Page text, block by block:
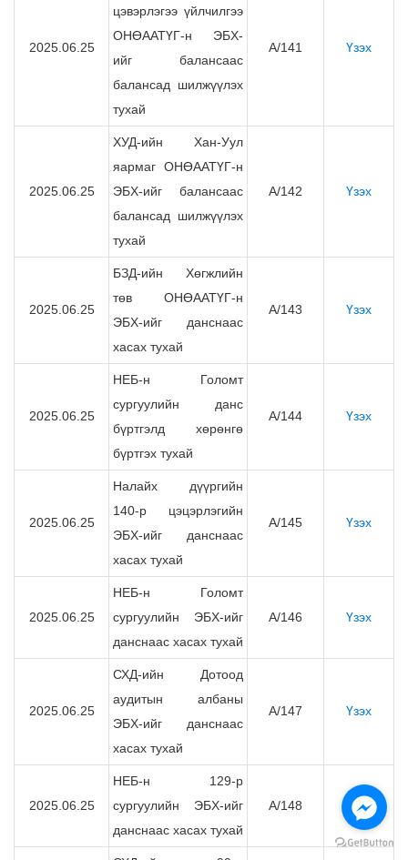
2025.06.25
цэвэрлэгээ үйлчилгээ
ОНӨААТҮГ-н ЭБХ-
ийг балансаас
балансад шилжүүлэх
тухай
А/141 Үзэх
2025.06.25
ХУД-ийн Хан-Уул
яармаг ОНӨААТҮГ-н
ЭБХ-ийг балансаас
балансад шилжүүлэх
тухай
А/142 Үзэх
2025.06.25
БЗД-ийн Хөгжлийн
төв ОНӨААТҮГ-н
ЭБХ-ийг данснаас
хасах тухай
А/143 Үзэх
2025.06.25
НЕБ-н Голомт
сургуулийн данс
бүртгэлд хөрөнгө
бүртгэх тухай
А/144 Үзэх
2025.06.25
Налайх дүүргийн
140-р цэцэрлэгийн
ЭБХ-ийг данснаас
хасах тухай
А/145 Үзэх
2025.06.25
НЕБ-н Голомт
сургуулийн ЭБХ-ийг
данснаас хасах тухай
А/146 Үзэх
2025.06.25
СХД-ийн Дотоод
аудитын албаны
ЭБХ-ийг данснаас
хасах тухай
А/147 Үзэх
2025.06.25
НЕБ-н 129-р
сургуулийн ЭБХ-ийг
данснаас хасах тухай
А/148 Үзэх